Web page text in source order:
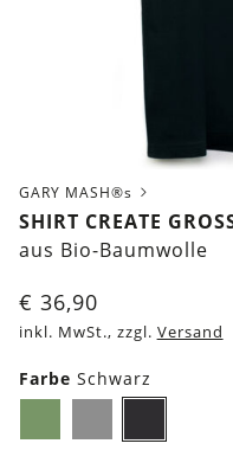
GARY MASH®s
SHIRT CREATE GROSS
aus Bio-Baumwolle
€ 36,90
inkl. MwSt., zzgl. Versand
Farbe Schwarz